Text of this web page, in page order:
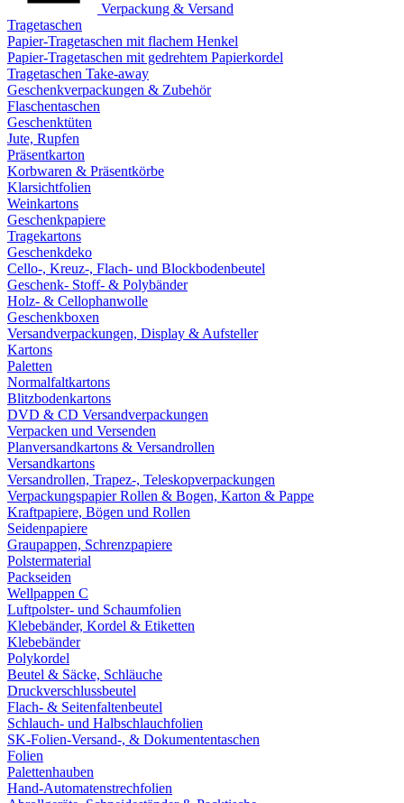
Verpackung & Versand
Tragetaschen
Papier-Tragetaschen mit flachem Henkel
Papier-Tragetaschen mit gedrehtem Papierkordel
Tragetaschen Take-away
Geschenkverpackungen & Zubehör
Flaschentaschen
Geschenktüten
Jute, Rupfen
Präsentkarton
Korbwaren & Präsentkörbe
Klarsichtfolien
Weinkartons
Geschenkpapiere
Tragekartons
Geschenkdeko
Cello-, Kreuz-, Flach- und Blockbodenbeutel
Geschenk- Stoff- & Polybänder
Holz- & Cellophanwolle
Geschenkboxen
Versandverpackungen, Display & Aufsteller
Kartons
Paletten
Normalfaltkartons
Blitzbodenkartons
DVD & CD Versandverpackungen
Verpacken und Versenden
Planversandkartons & Versandrollen
Versandkartons
Versandrollen, Trapez-, Teleskopverpackungen
Verpackungspapier Rollen & Bogen, Karton & Pappe
Kraftpapiere, Bögen und Rollen
Seidenpapiere
Graupappen, Schrenzpapiere
Polstermaterial
Packseiden
Wellpappen C
Luftpolster- und Schaumfolien
Klebebänder, Kordel & Etiketten
Klebebänder
Polykordel
Beutel & Säcke, Schläuche
Druckverschlussbeutel
Flach- & Seitenfaltenbeutel
Schlauch- und Halbschlauchfolien
SK-Folien-Versand-, & Dokumententaschen
Folien
Palettenhauben
Hand-Automatenstrechfolien